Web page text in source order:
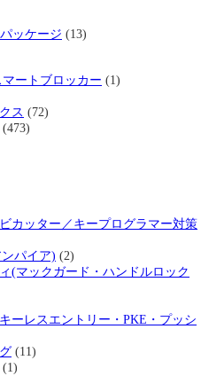
ッケージ (13)
ートブロッカー (1)
ス (72)
(473)
カッター／キープログラマー対策
パイア) (2)
(マックガード・ハンドルロック
ーレスエントリー・PKE・プッシ
(11)
(1)